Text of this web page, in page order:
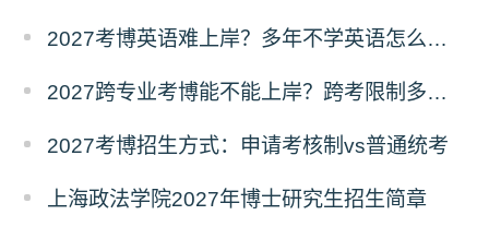
2027考博英语难上岸？多年不学英语怎么备考？
2027跨专业考博能不能上岸？跨考限制多不多？
2027考博招生方式：申请考核制vs普通统考
上海政法学院2027年博士研究生招生简章